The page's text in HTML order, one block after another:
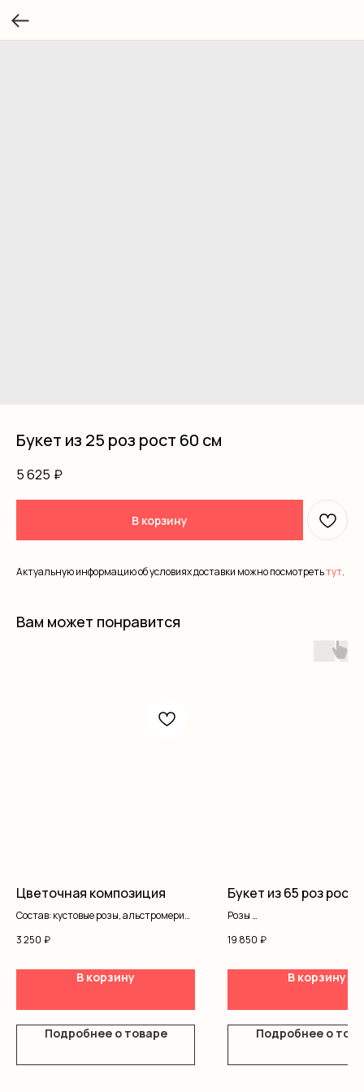
Букет из 25 роз рост 60 см
5 625 ₽
В корзину
Актуальную информацию об условиях доставки можно посмотретьтут.
Вам может понравится
Цветочная композиция
Состав: кустовые розы, альстромерия,
3 250 ₽
В корзину
Подробнее о товаре
Букет из 65 роз рост
Розы
19 850 ₽
В корзину
Подробнее о